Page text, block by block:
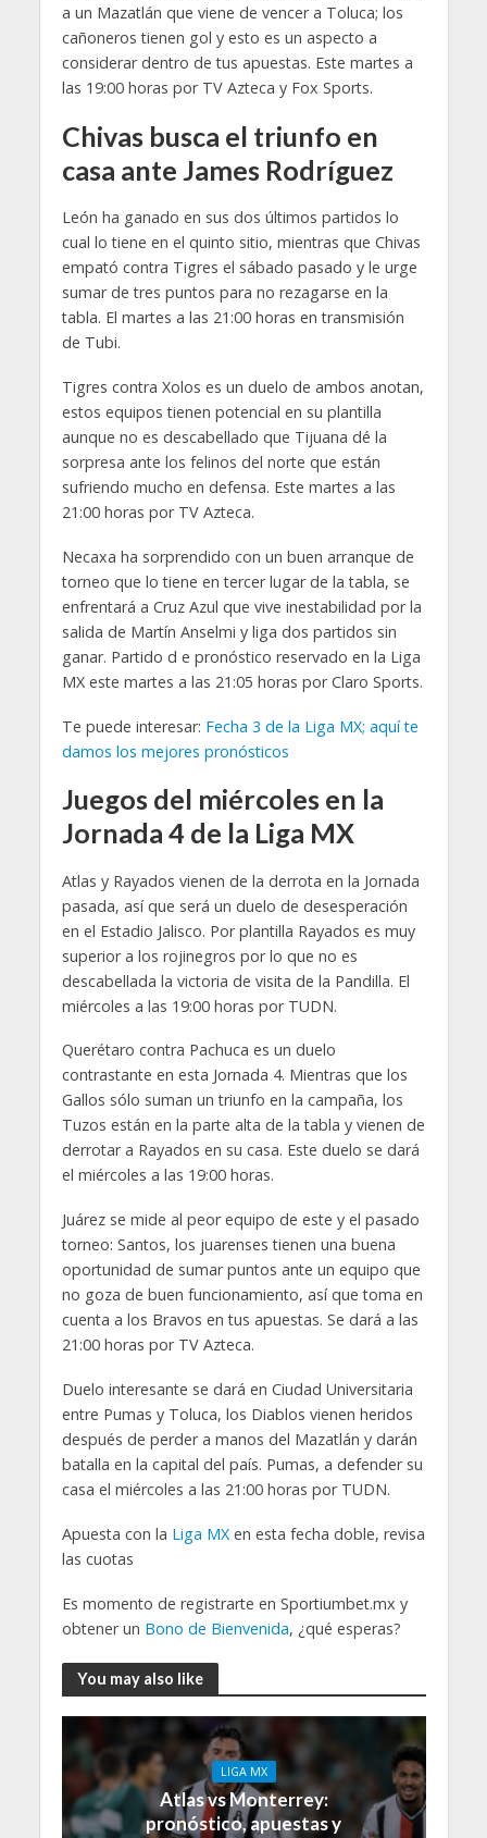
a un Mazatlán que viene de vencer a Toluca; los
cañoneros tienen gol y esto es un aspecto a
considerar dentro de tus apuestas. Este martes a
las 19:00 horas por TV Azteca y Fox Sports.
Chivas busca el triunfo en
casa ante James Rodríguez
León ha ganado en sus dos últimos partidos lo
cual lo tiene en el quinto sitio, mientras que Chivas
empató contra Tigres el sábado pasado y le urge
sumar de tres puntos para no rezagarse en la
tabla. El martes a las 21:00 horas en transmisión
de Tubi.
Tigres contra Xolos es un duelo de ambos anotan,
estos equipos tienen potencial en su plantilla
aunque no es descabellado que Tijuana dé la
sorpresa ante los felinos del norte que están
sufriendo mucho en defensa. Este martes a las
21:00 horas por TV Azteca.
Necaxa ha sorprendido con un buen arranque de
torneo que lo tiene en tercer lugar de la tabla, se
enfrentará a Cruz Azul que vive inestabilidad por la
salida de Martín Anselmi y liga dos partidos sin
ganar. Partido d e pronóstico reservado en la Liga
MX este martes a las 21:05 horas por Claro Sports.
Te puede interesar: Fecha 3 de la Liga MX; aquí te
damos los mejores pronósticos
Juegos del miércoles en la
Jornada 4 de la Liga MX
Atlas y Rayados vienen de la derrota en la Jornada
pasada, así que será un duelo de desesperación
en el Estadio Jalisco. Por plantilla Rayados es muy
superior a los rojinegros por lo que no es
descabellada la victoria de visita de la Pandilla. El
miércoles a las 19:00 horas por TUDN.
Querétaro contra Pachuca es un duelo
contrastante en esta Jornada 4. Mientras que los
Gallos sólo suman un triunfo en la campaña, los
Tuzos están en la parte alta de la tabla y vienen de
derrotar a Rayados en su casa. Este duelo se dará
el miércoles a las 19:00 horas.
Juárez se mide al peor equipo de este y el pasado
torneo: Santos, los juarenses tienen una buena
oportunidad de sumar puntos ante un equipo que
no goza de buen funcionamiento, así que toma en
cuenta a los Bravos en tus apuestas. Se dará a las
21:00 horas por TV Azteca.
Duelo interesante se dará en Ciudad Universitaria
entre Pumas y Toluca, los Diablos vienen heridos
después de perder a manos del Mazatlán y darán
batalla en la capital del país. Pumas, a defender su
casa el miércoles a las 21:00 horas por TUDN.
Apuesta con la Liga MXen esta fecha doble, revisa
las cuotas
Es momento de registrarte en Sportiumbet.mx y
obtener un Bono de Bienvenida, ¿qué esperas?
You may also like
LIGA MX
Atlas vs Monterrey:
pronóstico, apuestas y